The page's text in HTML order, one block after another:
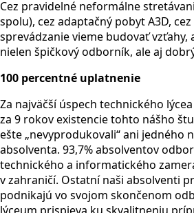
Cez pravidelné neformálne
spolu), cez adaptačný pobyt A3D,
sprevádzanie vieme budovať vzťahy,
nielen špičkový odborník, ale aj
100 percentné uplatnenie
Za najväčší úspech technického
za 9 rokov existencie tohto nášho
ešte „nevyprodukovali“ ani jedného
absolventa. 93,7% absolventov
technického a informatického
v zahraničí. Ostatní naši absolventi
podnikajú vo svojom skončenom